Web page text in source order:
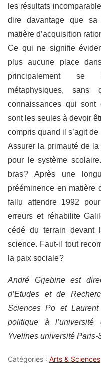
les résultats
dire davantage que sa
matière d’acquisition
Ce qui ne signifie
plus aucune place
principalement se
métaphysiques,
connaissances qui
sont les seules à devoir
compris quand il s’agit
Assurer la primauté de
pour le système
bras ? Après une
prééminence en matière
fallu attendre 1992
erreurs et réhabilite
cédé du terrain devant
science. Faut-il tout
la paix sociale ?
André Grjebine est
d’Etudes et de
Sciences Po et
politique à l’université
Yvelines université Paris-
Catégories : Arts & Sciences